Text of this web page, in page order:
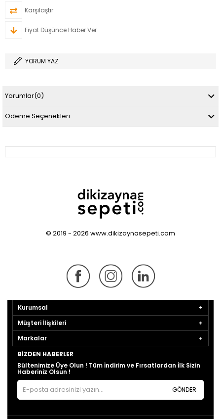
Karşılaştır
Fiyat Düşünce Haber Ver
YORUM YAZ
Yorumlar(0)
Ödeme Seçenekleri
© 2019 - 2026 www.dikizaynasepeti.com
Kurumsal
Müşteri İlişkileri
Markalar
BIZDEN HABERLER
Bültenimize Üye Olun ! Tüm İndirim ve Fırsatlardan İlk Sizin
Haberiniz Olsun !
GÖNDER